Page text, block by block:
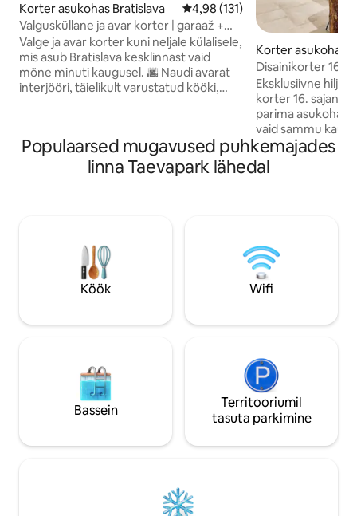
Korter asukohas Bratislava Keskmine hinnang 4,98/5, 131
4,98 (131)
Valgusküllane ja avar korter | garaaž +
rõdu
Valge ja avar korter kuni neljale külalisele,
mis asub Bratislava kesklinnast vaid
mõne minuti kaugusel. 🌆 Naudi avarat
interjööri, täielikult varustatud kööki,
kust avaneb vapustav vaade. 🌉 Tänu
otsesele ühendusele kiirteega sobib
ideaalselt romantilisteks väljasõitudeks,
Korter asukohas
o
Disainikorter 16.
tasuta parkimine
Eksklusiivne
korter 16. sajandi
parima
vaid sammu
Kõik ajaloolised
Saint-Martini
vanalinn jne on
ajaloolistest
mööbliga,
esile hoone
Populaarsed mugavused puhkemajades
linna Taevapark lähedal
Köök Wifi
Bassein
Territooriumil
tasuta parkimine